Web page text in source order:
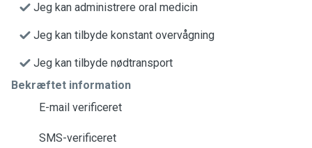
Jeg kan administrere oral medicin
Jeg kan tilbyde konstant overvågning
Jeg kan tilbyde nødtransport
Bekræftet information
E-mail verificeret
SMS-verificeret